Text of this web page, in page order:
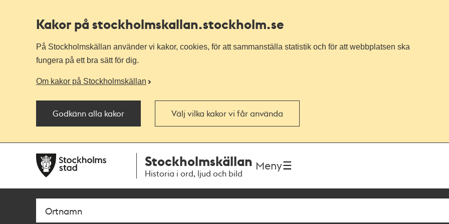
Kakor på stockholmskallan.stockholm.se
På Stockholmskällan använder vi kakor, cookies, för att sammanställa statistik och för att webbplatsen ska
fungera på ett bra sätt för dig.
Om kakor på Stockholmskällan
Godkänn alla kakor Välj vilka kakor vi får använda
navigationen
huvudinnehållet
Stockholmskällan
Historia i ord, ljud och bild
Meny
Sök